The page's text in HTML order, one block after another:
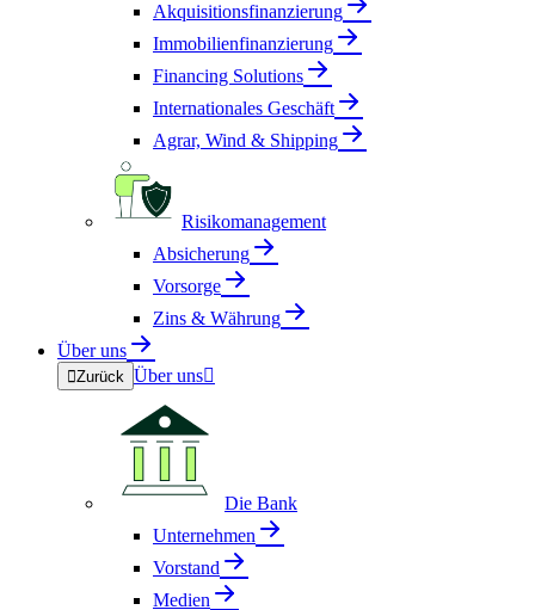
Akquisitionsfinanzierung
Immobilienfinanzierung
Financing Solutions
Internationales Geschäft
Agrar, Wind & Shipping
Risikomanagement
Absicherung
Vorsorge
Zins & Währung
Über uns
Zurück Über uns
Die Bank
Unternehmen
Vorstand
Medien